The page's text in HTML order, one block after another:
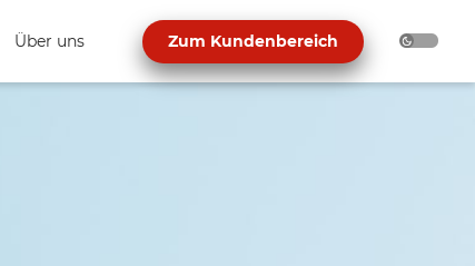
Über uns Zum Kundenbereich